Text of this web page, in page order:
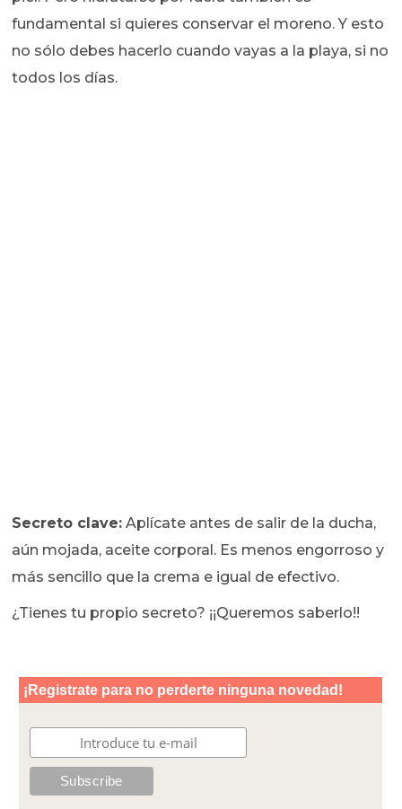
fundamental si quieres conservar el moreno. Y esto
no sólo debes hacerlo cuando vayas a la playa, si no
todos los días.
Secreto clave: Aplícate antes de salir de la ducha,
aún mojada, aceite corporal. Es menos engorroso y
más sencillo que la crema e igual de efectivo.
¿Tienes tu propio secreto? ¡¡Queremos saberlo!!